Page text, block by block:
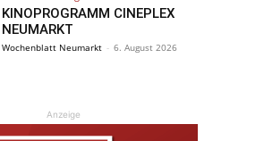
KINOPROGRAMM CINEPLEX
NEUMARKT
Wochenblatt Neumarkt - 6. August 2026
Anzeige